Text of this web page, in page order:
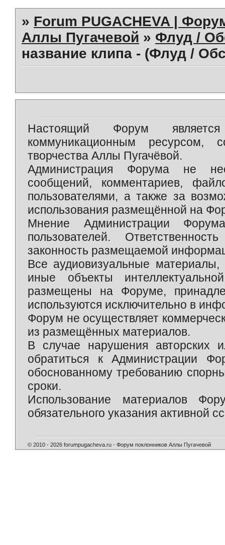
» Forum PUGACHEVA |
Аллы Пугачевой » Флуд /
название клипа - (Флуд /
Настоящий Форум является
коммуникационным ресурсом,
творчества Аллы Пугачёвой.
Администрация Форума не
сообщений, комментариев,
пользователями, а также за
использования размещённой на
Мнение Администрации
пользователей.
законность размещаемой
Все аудиовизуальные
иные объекты
размещены на Форуме,
используются исключительно в
Форум не осуществляет
из размещённых материалов.
В случае нарушения авторских
обратиться к Администрации
обоснованному требованию
сроки.
Использование материалов
обязательного указания активной
© 2010 - 2026 forumpugacheva.ru - Форум поклонников Аллы Пугачевой